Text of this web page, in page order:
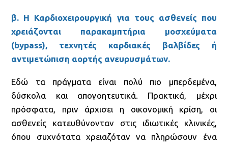
β. Η Καρδιοχειρουργική για τους ασθενείς που
χρειάζονται παρακαμπτήρια μοσχεύματα
(bypass), τεχνητές καρδιακές βαλβίδες ή
αντιμετώπιση αορτής ανευρυσμάτων.
Εδώ τα πράγματα είναι πολύ πιο μπερδεμένα,
δύσκολα και απογοητευτικά. Πρακτικά, μέχρι
πρόσφατα, πριν άρχισει η οικονομική κρίση, οι
ασθενείς κατευθύνονταν στις ιδιωτικές κλινικές,
όπου συχνότατα χρειαζόταν να πληρώσουν ένα